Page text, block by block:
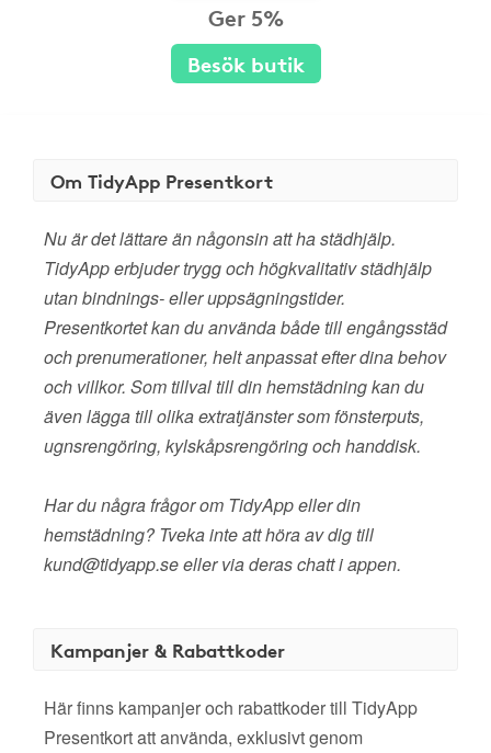
Ger 5%
Besök butik
Om TidyApp Presentkort
Nu är det lättare än någonsin att ha städhjälp.
TidyApp erbjuder trygg och högkvalitativ städhjälp
utan bindnings- eller uppsägningstider.
Presentkortet kan du använda både till engångsstäd
och prenumerationer, helt anpassat efter dina behov
och villkor. Som tillval till din hemstädning kan du
även lägga till olika extratjänster som fönsterputs,
ugnsrengöring, kylskåpsrengöring och handdisk.
Har du några frågor om TidyApp eller din
hemstädning? Tveka inte att höra av dig till
kund@tidyapp.se eller via deras chatt i appen.
Kampanjer & Rabattkoder
Här finns kampanjer och rabattkoder till TidyApp
Presentkort att använda, exklusivt genom